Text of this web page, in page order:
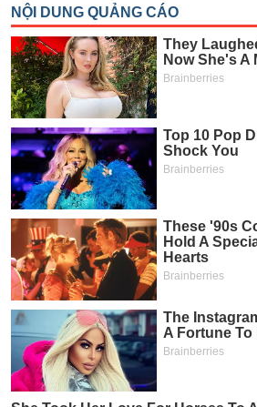
vụ
(-)
Đào
tạo
Sách
tài
chính
Công
cụ
đầu
tư